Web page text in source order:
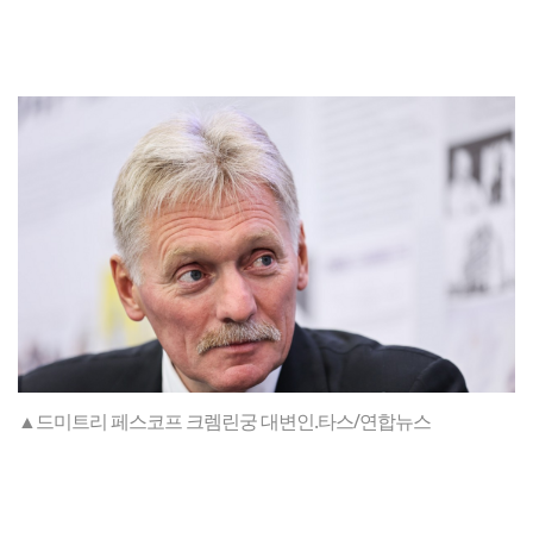
▲드미트리 페스코프 크렘린궁 대변인.타스/연합뉴스